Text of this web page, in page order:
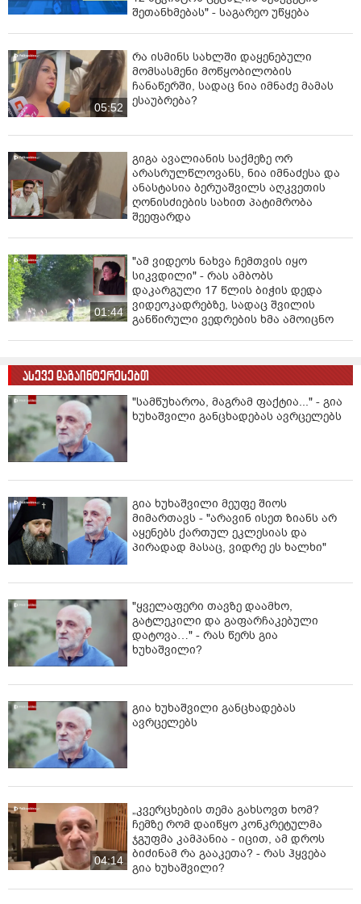
შეთანხმებას" - საგარეო უწყება
05:52
რა ისმინს სახლში დაყენებული
მომსასმენი მოწყობილობის
ჩანაწერში, სადაც ნია იმნაძე მამას
ესაუბრება?
გიგა ავალიანის საქმეზე ორ
არასრულწლოვანს, ნია იმნაძესა და
ანასტასია ბერუაშვილს აღკვეთის
ღონისძიების სახით პატიმრობა
შეეფარდა
01:44
"ამ ვიდეოს ნახვა ჩემთვის იყო
სიკვდილი" - რას ამბობს
დაკარგული 17 წლის ბიჭის დედა
ვიდეოკადრებზე, სადაც შვილის
განწირული ვედრების ხმა ამოიცნო
ასევე დაგაინტერესებთ
"სამწუხაროა, მაგრამ ფაქტია..." - გია
ხუხაშვილი განცხადებას ავრცელებს
გია ხუხაშვილი მეუფე შიოს
მიმართავს - "არავინ ისეთ ზიანს არ
აყენებს ქართულ ეკლესიას და
პირადად მასაც, ვიდრე ეს ხალხი"
"ყველაფერი თავზე დაამხო,
გატლეკილი და გაფარჩაკებული
დატოვა…" - რას წერს გია
ხუხაშვილი?
გია ხუხაშვილი განცხადებას
ავრცელებს
04:14
„კვერცხების თემა გახსოვთ ხომ?
ჩემზე რომ დაიწყო კონკრეტულმა
ჯგუფმა კამპანია - იცით, ამ დროს
ბიძინამ რა გააკეთა? - რას ჰყვება
გია ხუხაშვილი?